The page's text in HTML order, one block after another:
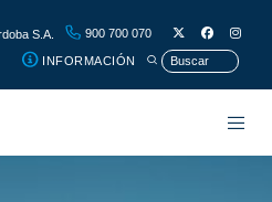
S.A. 900 700 070
INFORMACIÓN